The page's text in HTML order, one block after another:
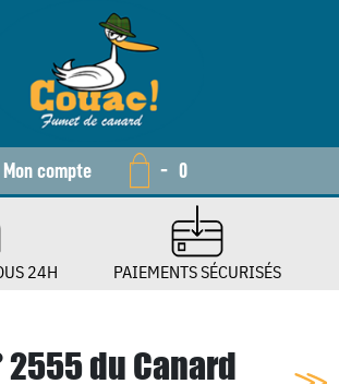
Mon compte - 0
24H PAIEMENTS SÉCURISÉS
2555 du Canard